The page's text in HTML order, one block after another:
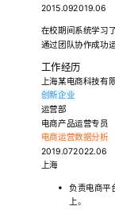
2015.092019.06
在校期间系统学习
通过团队协作成功
工作经历
上海某电商科技有
创新企业
运营部
电商产品运营专员
电商运营数据分析
2019.072022.06
上海
负责电商平
上。